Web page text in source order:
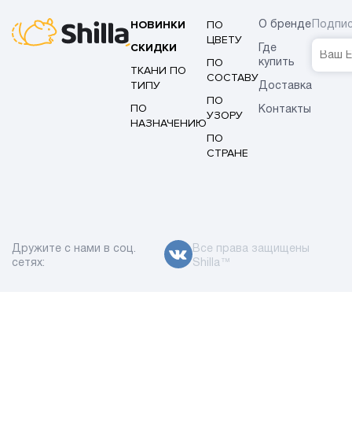
НОВИНКИ
СКИДКИ
ТКАНИ ПО
ТИПУ
ПО
НАЗНАЧЕНИЮ
ПО
ЦВЕТУ
ПО
СОСТАВУ
ПО
УЗОРУ
ПО
СТРАНЕ
О бренде
Где
купить
Доставка
Контакты
Дружите с нами в соц.
сетях:
Все права защищены
Shilla™